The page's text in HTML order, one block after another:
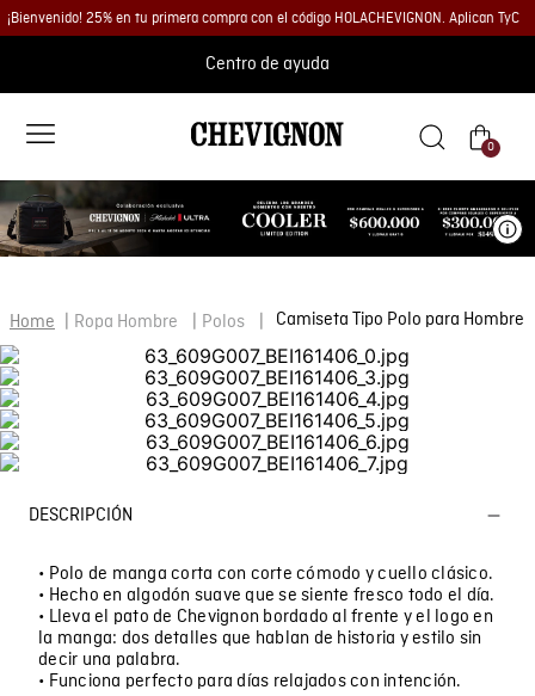
¡Bienvenido! 25% en tu primera compra con el código HOLACHEVIGNON. Aplican TyC
Centro de ayuda
0
Ropa Hombre Polos Camiseta Tipo Polo para Hombre
DESCRIPCIÓN
• Polo de manga corta con corte cómodo y cuello clásico.
• Hecho en algodón suave que se siente fresco todo el día.
• Lleva el pato de Chevignon bordado al frente y el logo en
la manga: dos detalles que hablan de historia y estilo sin
decir una palabra.
• Funciona perfecto para días relajados con intención.